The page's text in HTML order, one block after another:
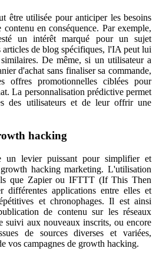
être utilisée pour anticiper les besoins
en conséquence. Par exemple,
un intérêt marqué pour un sujet
articles de blog spécifiques, l'IA peut lui
De même, si un utilisateur a
d'achat sans finaliser sa commande,
promotionnelles ciblées pour
La personnalisation prédictive permet
des utilisateurs et de leur offrir une
hacking
un levier puissant pour simplifier et
hacking marketing. L'utilisation
que Zapier ou IFTTT (If This Then
différentes applications entre elles et
et chronophages. Il est ainsi
de contenu sur les réseaux
suivi aux nouveaux inscrits, ou encore
de sources diverses et variées,
vos campagnes de growth hacking.